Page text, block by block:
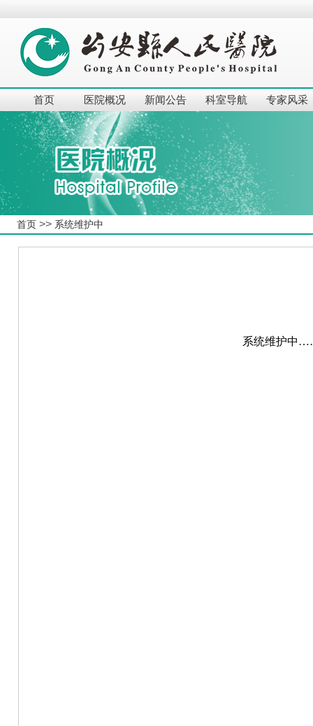
首页 医院概况 新闻公告 科室导航 专家风采
首页 >> 系统维护中
系统维护中